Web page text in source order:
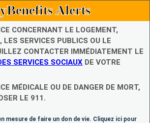
Alerts
CONCERNANT LE LOGEMENT,
LES SERVICES PUBLICS OU LE
CONTACTER IMMÉDIATEMENT LE
SERVICES SOCIAUX DE VOTRE
MÉDICALE OU DE DANGER DE MORT,
LE 911.
mesure de faire un don de vie. Cliquez ici pour